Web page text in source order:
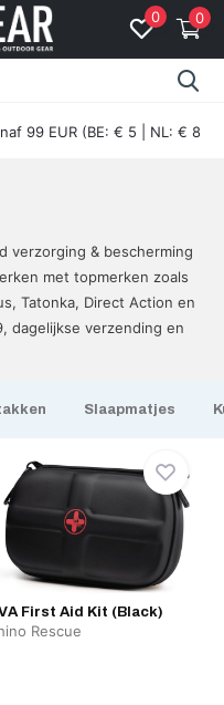
0 0
(BE: € 5 | NL: € 8)
verzorging & bescherming
met topmerken zoals
Tatonka, Direct Action en
dagelijkse verzending en
Slaapmatjes
First Aid Kit (Black)
Rescue